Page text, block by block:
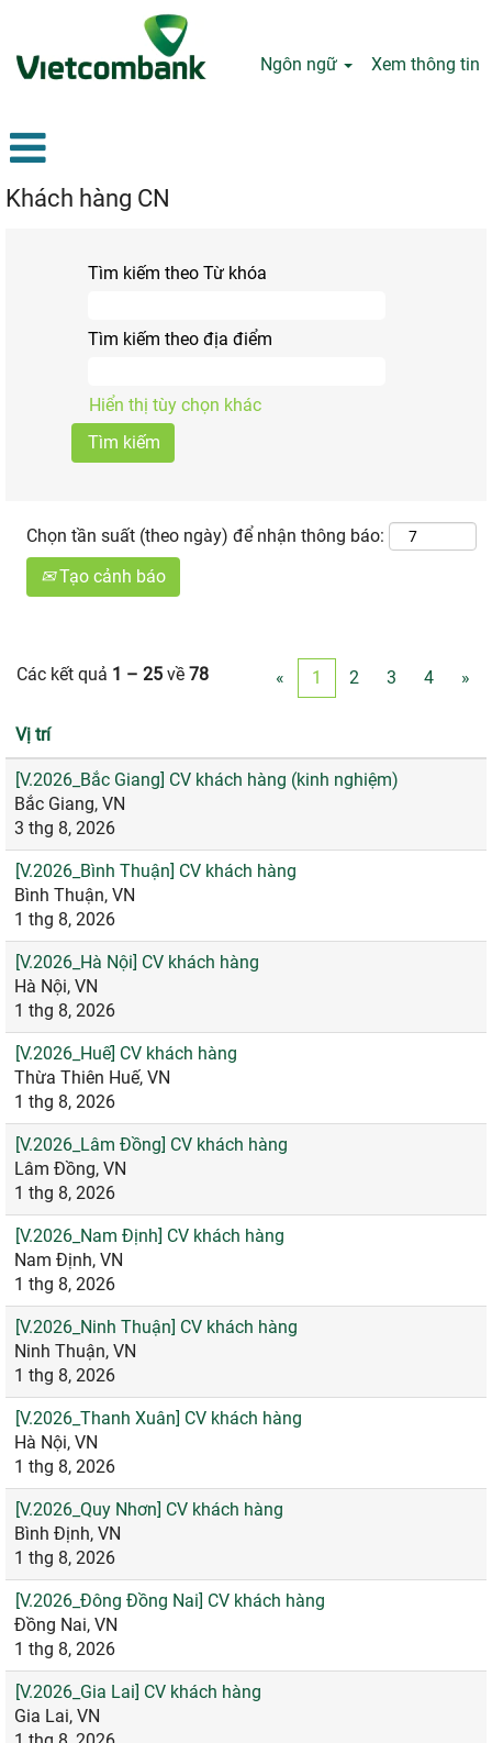
Ngôn ngữ Xem thông tin
Khách hàng CN
Tìm kiếm theo Từ khóa
Tìm kiếm theo địa điểm
Hiển thị tùy chọn khác
Chọn tần suất (theo ngày) để nhận thông báo:
Tạo cảnh báo
Các kết quả 1 – 25 về 78 « 1 2 3 4 »
Vị trí
[V.2026_Bắc Giang] CV khách hàng (kinh nghiệm)
Bắc Giang, VN
3 thg 8, 2026
[V.2026_Bình Thuận] CV khách hàng
Bình Thuận, VN
1 thg 8, 2026
[V.2026_Hà Nội] CV khách hàng
Hà Nội, VN
1 thg 8, 2026
[V.2026_Huế] CV khách hàng
Thừa Thiên Huế, VN
1 thg 8, 2026
[V.2026_Lâm Đồng] CV khách hàng
Lâm Đồng, VN
1 thg 8, 2026
[V.2026_Nam Định] CV khách hàng
Nam Định, VN
1 thg 8, 2026
[V.2026_Ninh Thuận] CV khách hàng
Ninh Thuận, VN
1 thg 8, 2026
[V.2026_Thanh Xuân] CV khách hàng
Hà Nội, VN
1 thg 8, 2026
[V.2026_Quy Nhơn] CV khách hàng
Bình Định, VN
1 thg 8, 2026
[V.2026_Đông Đồng Nai] CV khách hàng
Đồng Nai, VN
1 thg 8, 2026
[V.2026_Gia Lai] CV khách hàng
Gia Lai, VN